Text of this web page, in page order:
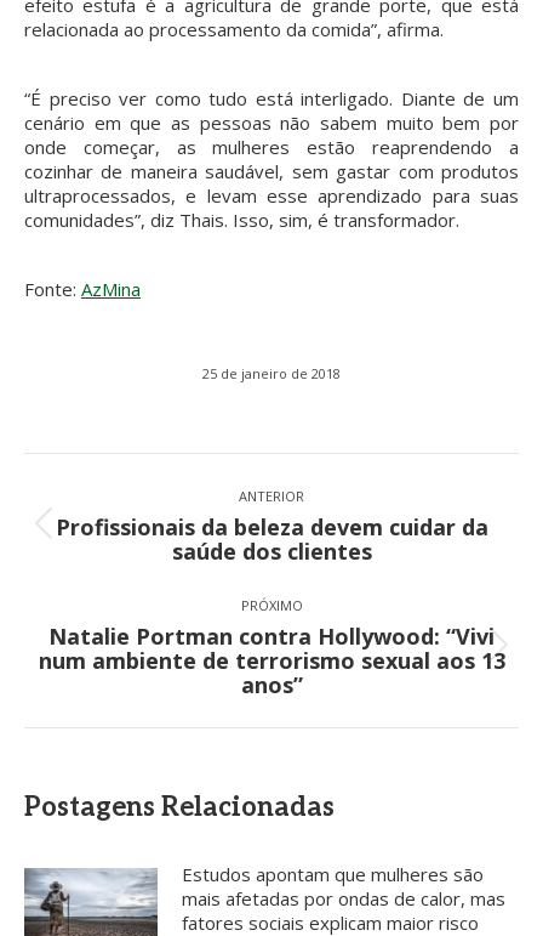
relacionada ao processamento da comida”, afirma.
“É preciso ver como tudo está interligado. Diante de um
cenário em que as pessoas não sabem muito bem por
onde começar, as mulheres estão reaprendendo a
cozinhar de maneira saudável, sem gastar com produtos
ultraprocessados, e levam esse aprendizado para suas
comunidades”, diz Thais. Isso, sim, é transformador.
Fonte: AzMina
25 de janeiro de 2018
de
post:
ANTERIOR
Post
anterior:
Profissionais da beleza devem cuidar da
saúde dos clientes
PRÓXIMO
Próximo
post:
Natalie Portman contra Hollywood: “Vivi
num ambiente de terrorismo sexual aos 13
anos”
Postagens Relacionadas
Estudos apontam que mulheres são
mais afetadas por ondas de calor, mas
fatores sociais explicam maior risco